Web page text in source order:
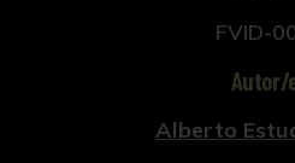
FVID-
Autor/
Alberto